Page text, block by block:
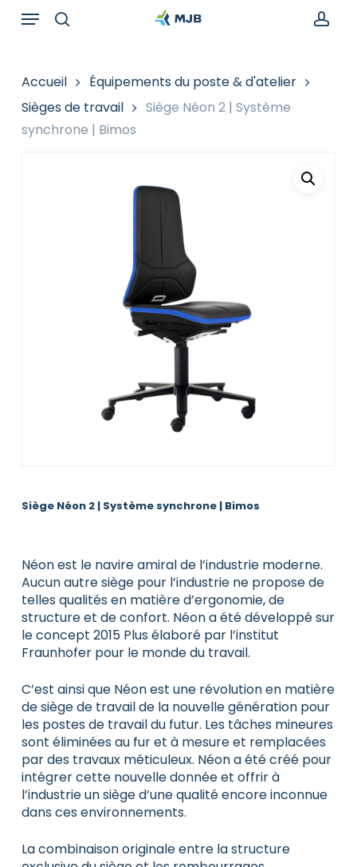
Recherche
Menu
Accueil
Équipements du poste & d'atelier
Sièges de travail
Siège Néon 2 | Système
synchrone | Bimos
Siège Néon 2 | Système synchrone | Bimos
Néon est le navire amiral de l’industrie moderne.
Aucun autre siège pour l’industrie ne propose de
telles qualités en matière d’ergonomie, de
structure et de confort. Néon a été développé sur
le concept 2015 Plus élaboré par l’institut
Fraunhofer pour le monde du travail.
C’est ainsi que Néon est une révolution en matière
de siège de travail de la nouvelle génération pour
les postes de travail du futur. Les tâches mineures
sont éliminées au fur et à mesure et remplacées
par des travaux méticuleux. Néon a été créé pour
intégrer cette nouvelle donnée et offrir à
l’industrie un siège d’une qualité encore inconnue
dans ces environnements.
La combinaison originale entre la structure